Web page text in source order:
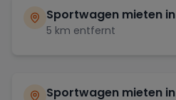
Sportwagen mieten in
5 km entfernt
Sportwagen mieten in